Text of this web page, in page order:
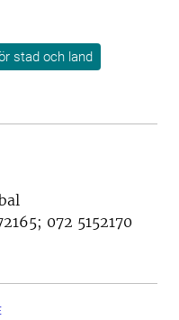
stad och land
072 5152170